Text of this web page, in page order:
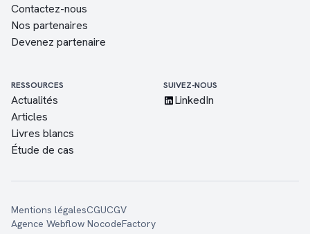
Contactez-nous
Nos partenaires
Devenez partenaire
RESSOURCES
Actualités
Articles
Livres blancs
Étude de cas
SUIVEZ-NOUS
LinkedIn
Agence Webflow NocodeFactory
Mentions légalesCGUCGV